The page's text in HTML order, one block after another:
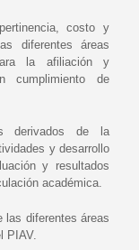
costo y
diferentes áreas
la afiliación y
cumplimiento de
derivados de la
y desarrollo
y resultados
académica.
las diferentes áreas
PIAV.